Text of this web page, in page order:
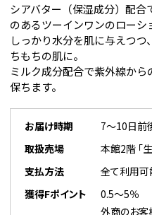
シアバター（保湿成分）配
のあるツーインワンのローシ
しっかり水分を肌に与えつ
ちもちの肌に。
ミルク成分配合で紫外線から
保ちます。
お届け時期
7～10日前
取扱売場
本館2階 「
支払方法
全て利用可
獲得Fポイント
0.5～5％
外商のお客